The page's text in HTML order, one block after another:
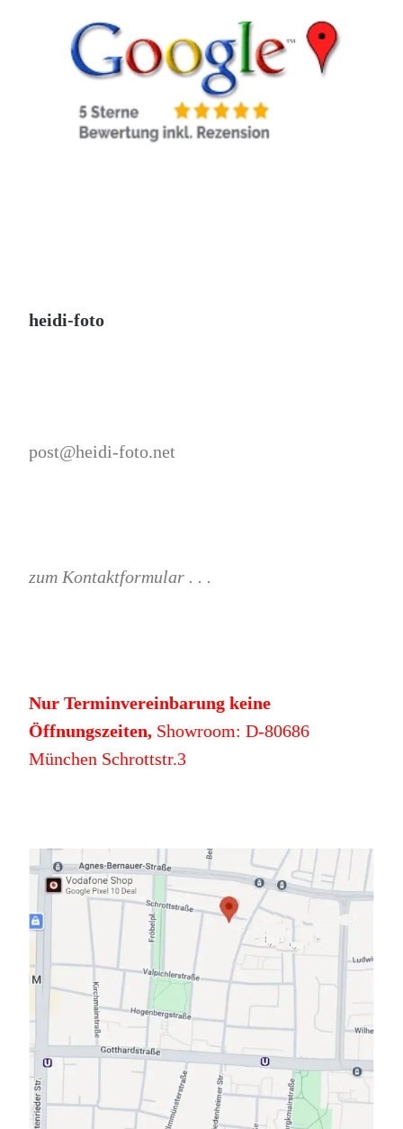
heidi-foto
post@heidi-foto.net
zum Kontaktformular . . .
Nur Terminvereinbarung keine
Öffnungszeiten,Showroom: D-80686
München Schrottstr.3